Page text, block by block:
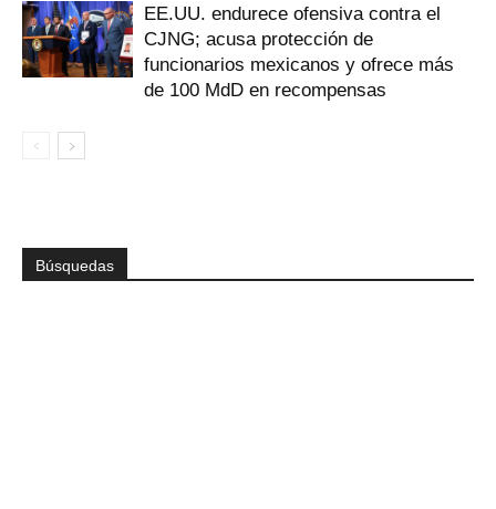
EE.UU. endurece ofensiva contra el
CJNG; acusa protección de
funcionarios mexicanos y ofrece más
de 100 MdD en recompensas
Búsquedas